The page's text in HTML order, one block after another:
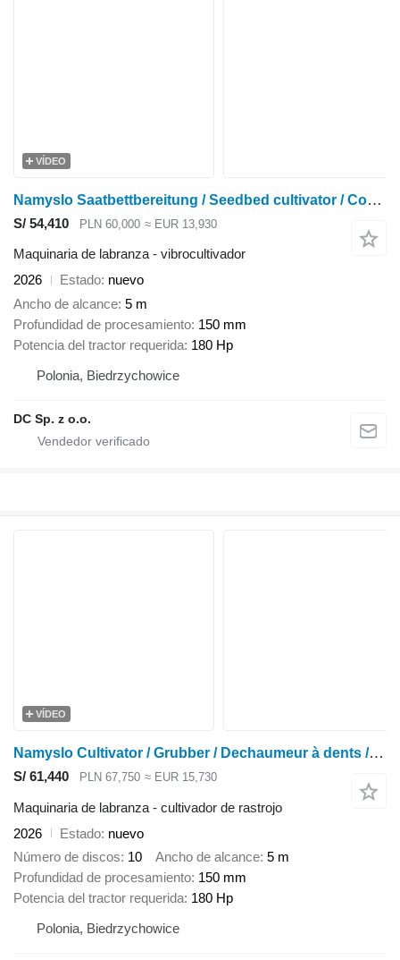
VÍDEO
Namyslo Saatbettbereitung / Seedbed cultivator / Combiné de préparation
S/ 54,410 PLN 60,000 ≈ EUR 13,930
Maquinaria de labranza - vibrocultivador
2026
Estado nuevo
Ancho de alcance 5 m
Profundidad de procesamiento 150 mm
Potencia del tractor requerida 180 Hp
Polonia, Biedrzychowice
DC Sp. z o.o.
VÍDEO
Namyslo Cultivator / Grubber / Dechaumeur à dents / Cultivador 5 m
S/ 61,440 PLN 67,750 ≈ EUR 15,730
Maquinaria de labranza - cultivador de rastrojo
2026
Estado nuevo
Número de discos 10 Ancho de alcance 5 m
Profundidad de procesamiento 150 mm
Potencia del tractor requerida 180 Hp
Polonia, Biedrzychowice